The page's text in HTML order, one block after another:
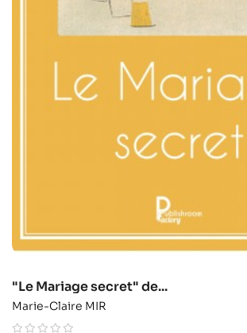
"Le Mariage secret" de...
Marie-Claire MIR